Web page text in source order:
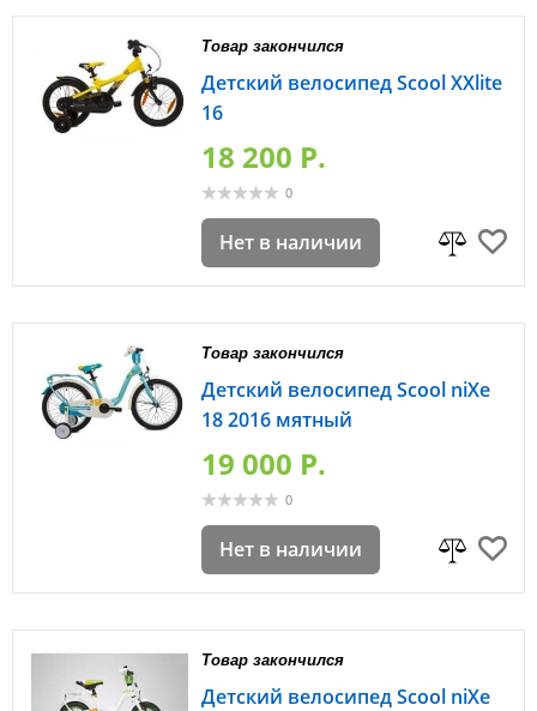
Товар закончился
Детский велосипед Scool XXlite
16
18 200 P.
0
Нет в наличии
Товар закончился
Детский велосипед Scool niXe
18 2016 мятный
19 000 P.
0
Нет в наличии
Товар закончился
Детский велосипед Scool niXe